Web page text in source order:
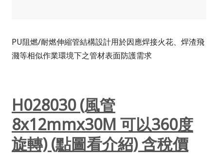
PU阻燃/耐燃伸縮管結構設計用於因應焊接火花、焊渣飛
濺等相似作業環境下之管材表面防護需求
H028030 (風管
8x12mmx30M 可以360度
旋轉) (點圖看介紹) 含稅價